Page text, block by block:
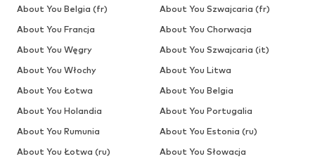
About You Belgia (fr)
About You Szwajcaria (fr)
About You Francja
About You Chorwacja
About You Węgry
About You Szwajcaria (it)
About You Włochy
About You Litwa
About You Łotwa
About You Belgia
About You Holandia
About You Portugalia
About You Rumunia
About You Estonia (ru)
About You Łotwa (ru)
About You Słowacja